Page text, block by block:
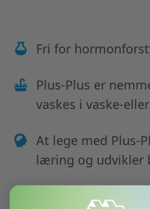
Fri for
Plus-Plus er
vaskes i vaske-
At lege med Plus-
læring og udvikler
BIG er særligt